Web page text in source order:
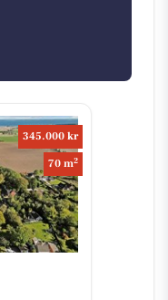
345.000 kr
70 m2